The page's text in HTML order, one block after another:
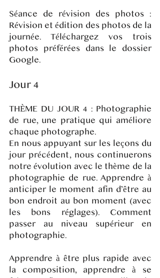
Séance de révision des photos :
Révision et édition des photos de la
journée. Téléchargez vos trois
photos préférées dans le dossier
Google.
Jour 4
THÈME DU JOUR 4 : Photographie
de rue, une pratique qui améliore
chaque photographe.
En nous appuyant sur les leçons du
jour précédent, nous continuerons
notre évolution avec le thème de la
photographie de rue. Apprendre à
anticiper le moment afin d’être au
bon endroit au bon moment (avec
les bons réglages). Comment
passer au niveau supérieur en
photographie.
Apprendre à être plus rapide avec
la composition, apprendre à se